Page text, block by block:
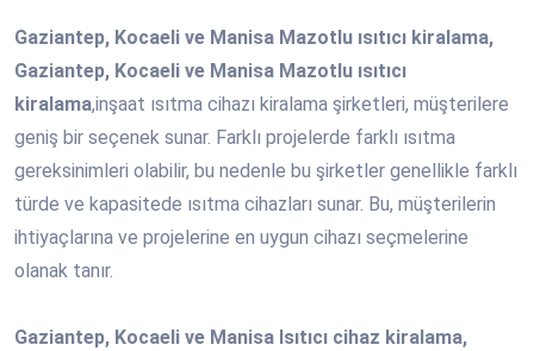
Gaziantep, Kocaeli ve Manisa Mazotlu ısıtıcı kiralama,
Gaziantep, Kocaeli ve Manisa Mazotlu ısıtıcı
kiralama,inşaat ısıtma cihazı kiralama şirketleri, müşterilere
geniş bir seçenek sunar. Farklı projelerde farklı ısıtma
gereksinimleri olabilir, bu nedenle bu şirketler genellikle farklı
türde ve kapasitede ısıtma cihazları sunar. Bu, müşterilerin
ihtiyaçlarına ve projelerine en uygun cihazı seçmelerine
olanak tanır.
Gaziantep, Kocaeli ve Manisa Isıtıcı cihaz kiralama,